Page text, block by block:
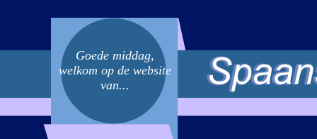
Goede middag,
welkom op de website
van...